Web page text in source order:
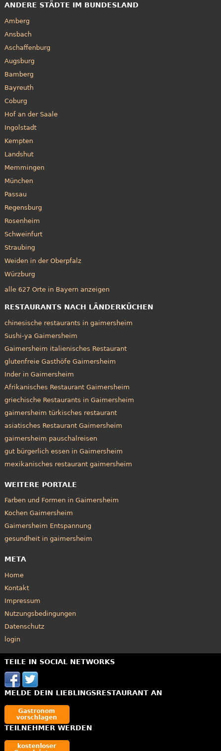
ANDERE STÄDTE IM BUNDESLAND
Amberg
Ansbach
Aschaffenburg
Augsburg
Bamberg
Bayreuth
Coburg
Hof an der Saale
Ingolstadt
Kempten
Landshut
Memmingen
München
Passau
Regensburg
Rosenheim
Schweinfurt
Straubing
Weiden in der Oberpfalz
Würzburg
alle 627 Orte in Bayern anzeigen
RESTAURANTS NACH LÄNDERKÜCHEN
chinesische restaurants in gaimersheim
Sushi-ya Gaimersheim
Gaimersheim italienisches Restaurant
glutenfreie Gasthöfe Gaimersheim
Inder in Gaimersheim
Afrikanisches Restaurant Gaimersheim
griechische Restaurants in Gaimersheim
gaimersheim türkisches restaurant
asiatisches Restaurant Gaimersheim
gaimersheim pauschalreisen
gut bürgerlich essen in Gaimersheim
mexikanisches restaurant gaimersheim
WEITERE PORTALE
Farben und Formen in Gaimersheim
Kochen Gaimersheim
Gaimersheim Entspannung
gesundheit in gaimersheim
META
Home
Kontakt
Impressum
Nutzungsbedingungen
Datenschutz
login
TEILE IN SOCIAL NETWORKS
MELDE DEIN LIEBLINGSRESTAURANT AN
Gastronom
vorschlagen
TEILNEHMER WERDEN
kostenloser